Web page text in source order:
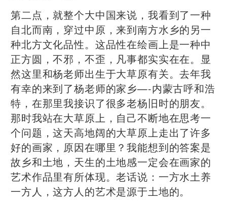
第二点，就整个大中国来说，我看到了一种
自北而南，穿过中原，来到南方水乡的另一
种北方文化品性。这品性在绘画上是一种中
正方圆，不邪，不歪，凡事都实实在在。显
然这里和杨老师出生于大草原有关。去年我
有幸的来到了杨老师的家乡—-内蒙古呼和浩
特，在那里我接识了很多老杨旧时的朋友。
那时我站在大草原上，自己不断地在思考一
个问题，这天高地阔的大草原上走出了许多
好的画家，原因在哪里？我能想到的答案是
故乡和土地，天生的土地感一定会在画家的
艺术作品里有所体现。老话说：一方水土养
一方人，这方人的艺术是源于土地的。